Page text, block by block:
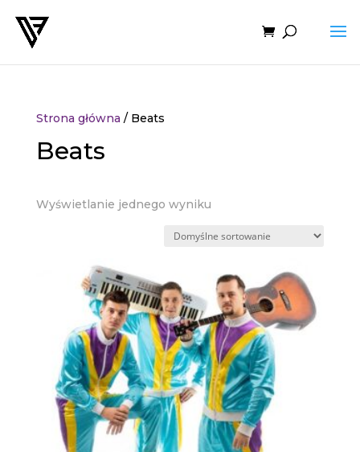
Strona główna / Beats
Beats
Wyświetlanie jednego wyniku